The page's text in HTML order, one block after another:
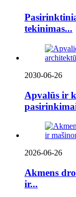
tekinimas...
2030-06-26
Apvalūs ir
2026-06-26
Akmens
ir...